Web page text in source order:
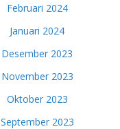
Februari 2024
Januari 2024
Desember 2023
November 2023
Oktober 2023
September 2023